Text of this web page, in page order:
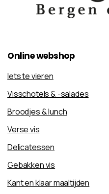
Onlinewebshop
Iets te vieren
Visschotels & -salades
Broodjes & lunch
Verse vis
Delicatessen
Gebakken vis
Kant en klaar maaltijden